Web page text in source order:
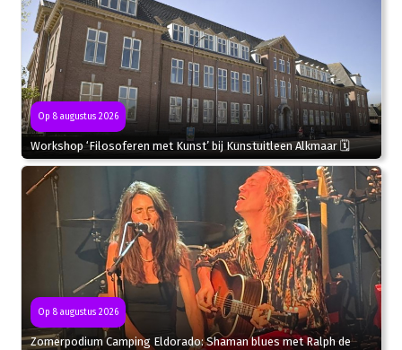
Op 8 augustus 2026
Workshop ‘Filosoferen met Kunst’ bij Kunstuitleen Alkmaar 🗓
Op 8 augustus 2026
Zomerpodium Camping Eldorado: Shaman blues met Ralph de